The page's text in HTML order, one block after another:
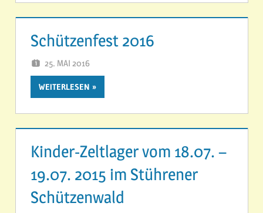
Schützenfest 2016
25. MAI 2016
WEITERLESEN
Kinder-Zeltlager vom 18.07. –
19.07. 2015 im Stührener
Schützenwald